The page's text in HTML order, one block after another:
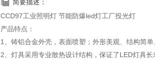
简要描述：
CCD97工业照明灯 节能防爆led灯工厂投光灯
产品特点：
1、铸铝合金外壳，表面喷塑；外形美观、结构简单
2、灯具采用专业散热设计结构，保证了LED灯具长